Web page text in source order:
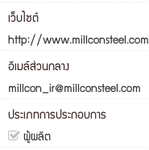
เว็บไซต์
http://www.millconsteel.com
อีเมล์ส่วนกลาง
millcon_ir@millconsteel.com
ประเภทการประกอบการ
ผู้ผลิต